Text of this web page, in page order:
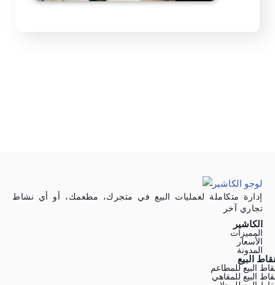
البيع
البيع للمطاعم
البيع للمقاهي
الكاشير
المميزات
الأسعار
المدونة
إدارة متكاملة لعمليات البيع في متجرك، مطعمك، أو أي نشاط
تجاري آخر